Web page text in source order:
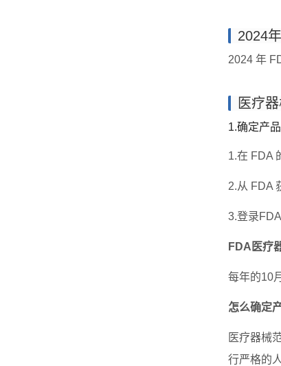
2024
2024 年
医疗
1.确定产
1.在 FDA
2.从 FDA
3.登录
FDA医疗
每年的10
怎么确定
医疗器械
行严格的